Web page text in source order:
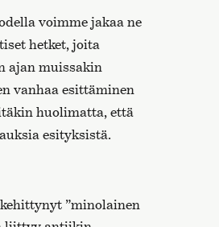
voimme jakaa ne
hetket, joita
ajan muissakin
vanhaa esittäminen
huolimatta, että
esityksistä.
”minolainen